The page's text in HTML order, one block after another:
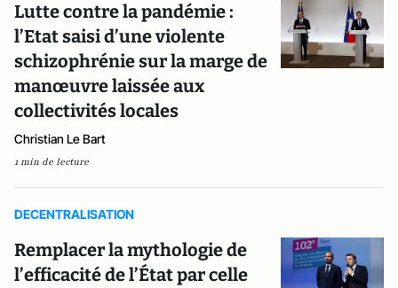
Lutte contre la pandémie :
l’Etat saisi d’une violente
schizophrénie sur la marge de
manœuvre laissée aux
collectivités locales
Christian Le Bart
1 min de lecture
DECENTRALISATION
Remplacer la mythologie de
l’efficacité de l’État par celle